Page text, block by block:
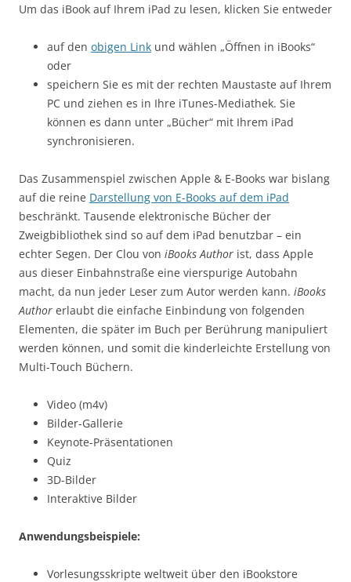
Um das iBook auf Ihrem iPad zu lesen, klicken Sie entweder
auf den obigen Link und wählen „Öffnen in iBooks“
oder
speichern Sie es mit der rechten Maustaste auf Ihrem
PC und ziehen es in Ihre iTunes-Mediathek. Sie
können es dann unter „Bücher“ mit Ihrem iPad
synchronisieren.
Das Zusammenspiel zwischen Apple & E-Books war bislang
auf die reine Darstellung von E-Books auf dem iPad
beschränkt. Tausende elektronische Bücher der
Zweigbibliothek sind so auf dem iPad benutzbar – ein
echter Segen. Der Clou von iBooks Author ist, dass Apple
aus dieser Einbahnstraße eine vierspurige Autobahn
macht, da nun jeder Leser zum Autor werden kann. iBooks
Author erlaubt die einfache Einbindung von folgenden
Elementen, die später im Buch per Berührung manipuliert
werden können, und somit die kinderleichte Erstellung von
Multi-Touch Büchern.
Video (m4v)
Bilder-Gallerie
Keynote-Präsentationen
Quiz
3D-Bilder
Interaktive Bilder
Anwendungsbeispiele:
Vorlesungsskripte weltweit über den iBookstore